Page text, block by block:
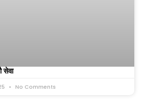
सेवा
No Comments